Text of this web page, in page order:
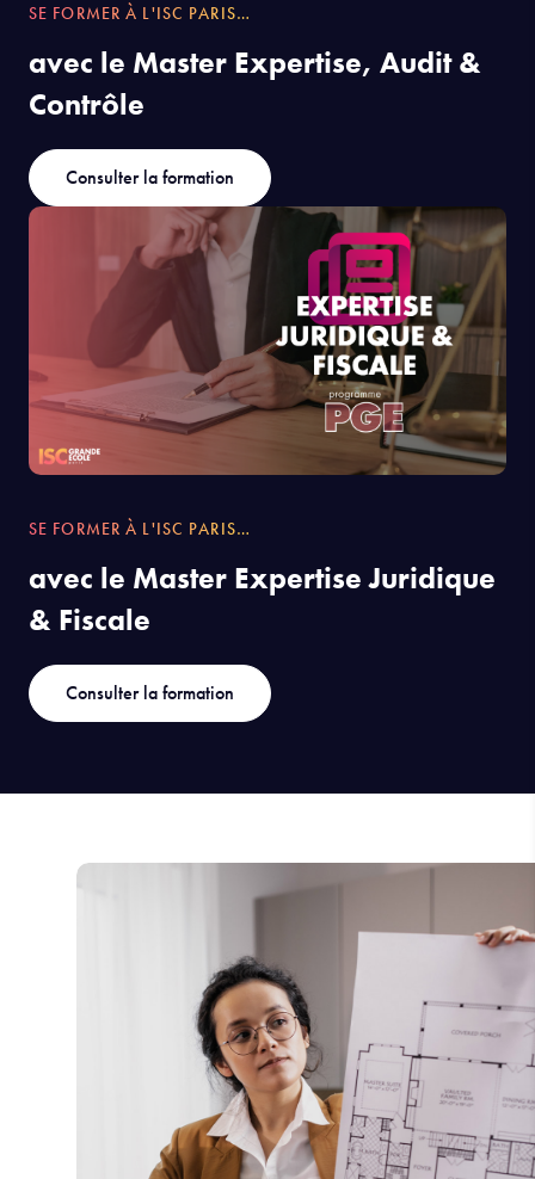
SE FORMER À L'ISC PARIS…
avec le Master Expertise, Audit &
Contrôle
Consulter la formation
SE FORMER À L'ISC PARIS…
avec le Master Expertise Juridique
& Fiscale
Consulter la formation